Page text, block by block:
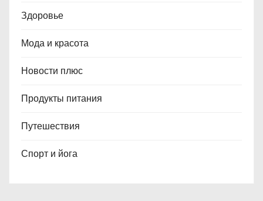
Здоровье
Мода и красота
Новости плюс
Продукты питания
Путешествия
Спорт и йога